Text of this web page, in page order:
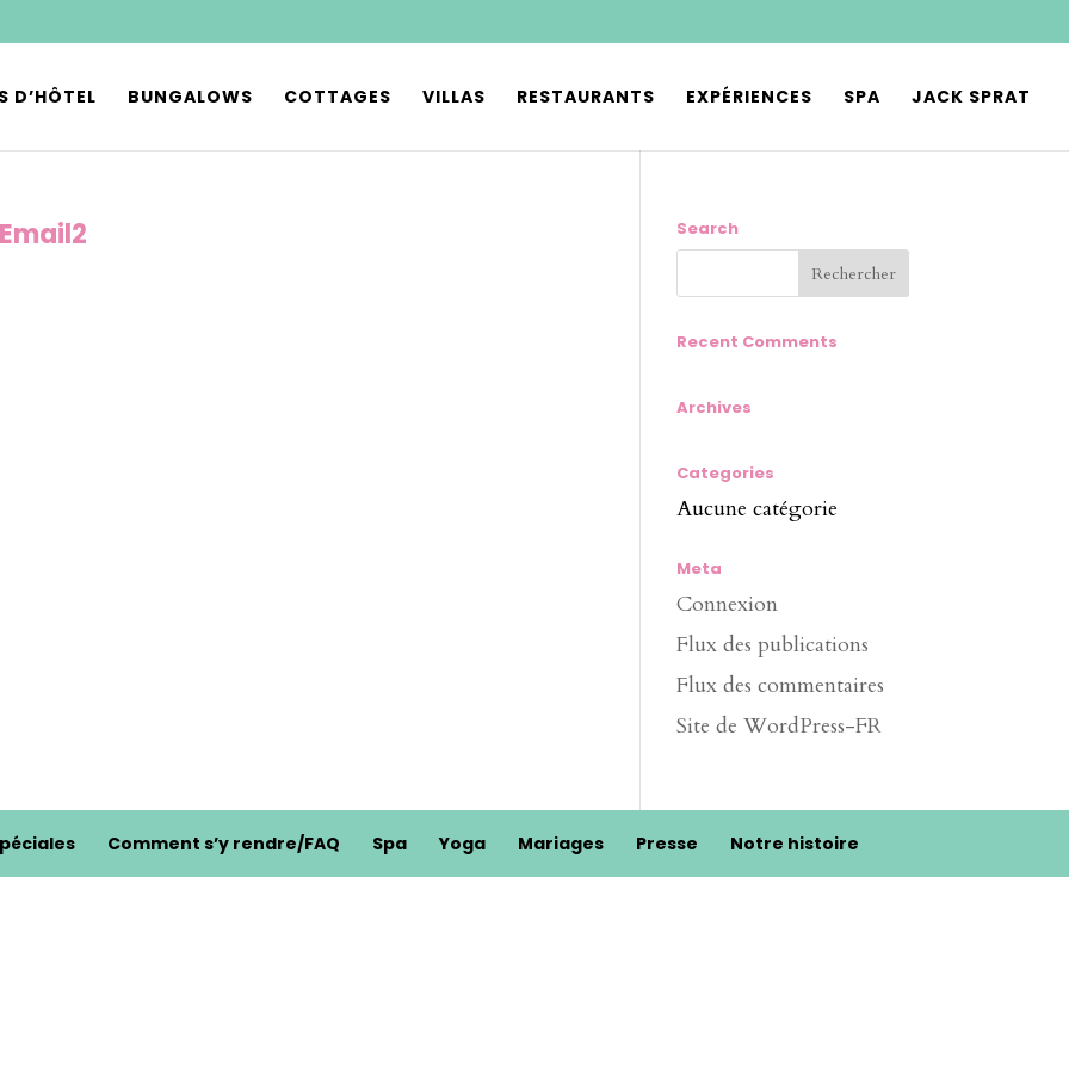
D’HÔTEL BUNGALOWS COTTAGES VILLAS RESTAURANTS EXPÉRIENCES SPA JACK SPRAT
Search
Recent Comments
Archives
Categories
Aucune catégorie
Meta
Connexion
Flux des publications
Flux des commentaires
Site de WordPress-FR
Comment s’y rendre/FAQ Spa Yoga Mariages Presse Notre histoire